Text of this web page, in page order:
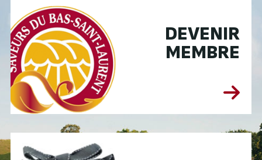
DEVENIR
MEMBRE